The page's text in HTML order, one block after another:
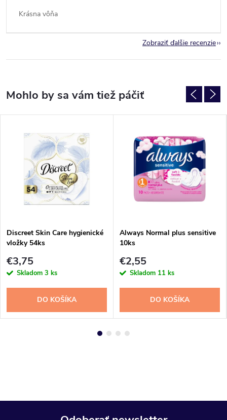
Discreet Skin Care hygienické
vložky 54ks
€3,75
Skladom 3 ks
DO KOŠÍKA
Always Normal plus sensitive
10ks
€2,55
Skladom 11 ks
DO KOŠÍKA
Krásna vôňa
Zobraziť ďalšie recenzie